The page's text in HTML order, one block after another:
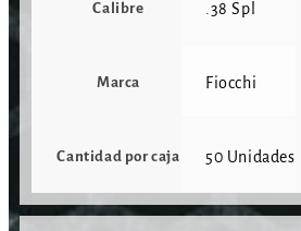
Calibre .38 Spl
Marca Fiocchi
Cantidad por caja 50 Unidades